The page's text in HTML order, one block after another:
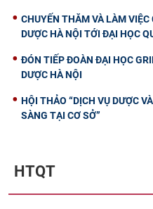
CHUYẾN THĂM VÀ LÀM
DƯỢC HÀ NỘI TỚI ĐẠI HỌC
ĐÓN TIẾP ĐOÀN ĐẠI HỌC
DƯỢC HÀ NỘI
HỘI THẢO “DỊCH VỤ DƯỢC
SÀNG TẠI CƠ SỞ”
HTQT